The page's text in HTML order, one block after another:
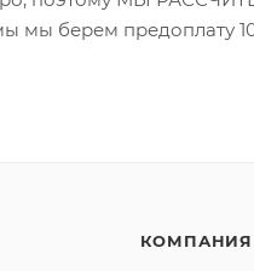
мы берем предоплату
КОМПАНИЯ